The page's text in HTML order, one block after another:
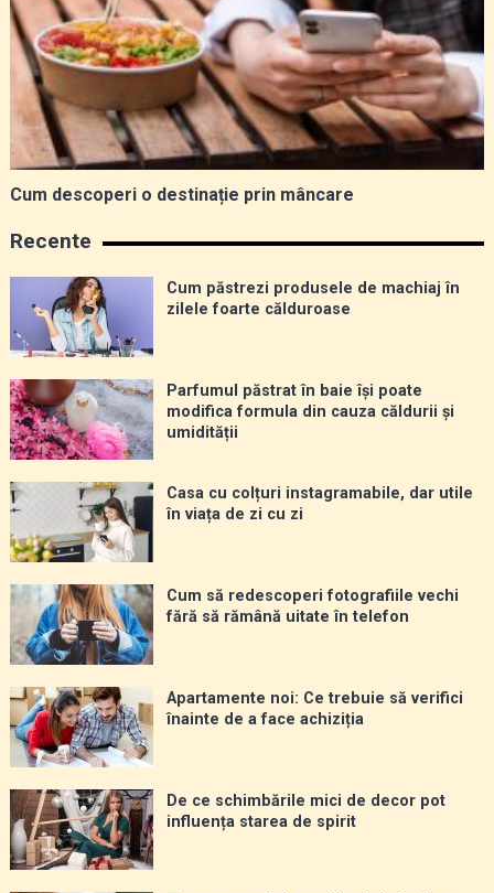
Cum descoperi o destinație prin mâncare
Recente
Cum păstrezi produsele de machiaj în
zilele foarte călduroase
Parfumul păstrat în baie își poate
modifica formula din cauza căldurii și
umidității
Casa cu colțuri instagramabile, dar utile
în viața de zi cu zi
Cum să redescoperi fotografiile vechi
fără să rămână uitate în telefon
Apartamente noi: Ce trebuie să verifici
înainte de a face achiziția
De ce schimbările mici de decor pot
influența starea de spirit